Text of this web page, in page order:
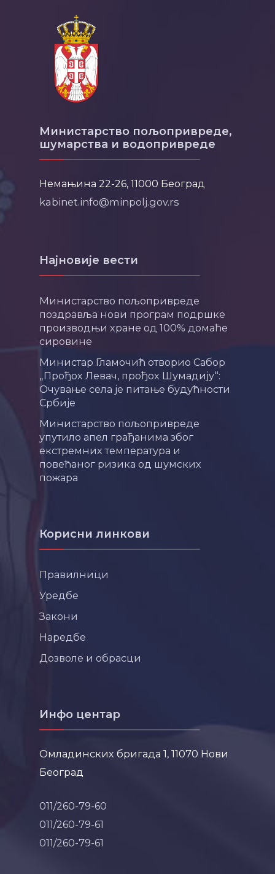
Министарство пољопривреде,
шумарства и водопривреде
Немањина 22-26, 11000 Београд
kabinet.info@minpolj.gov.rs
Најновије вести
Министарство пољопривреде
поздравља нови програм подршке
производњи хране од 100% домаће
сировине
Министар Гламочић отворио Сабор
„Прођох Левач, прођох Шумадију“:
Очување села је питање будућности
Србије
Министарство пољопривреде
упутило апел грађанима због
екстремних температура и
повећаног ризика од шумских
пожара
Корисни линкови
Правилници
Уредбе
Закони
Наредбе
Дозволе и обрасци
Инфо центар
Омладинских бригада 1, 11070 Нови
Београд
011/260-79-60
011/260-79-61
011/260-79-61